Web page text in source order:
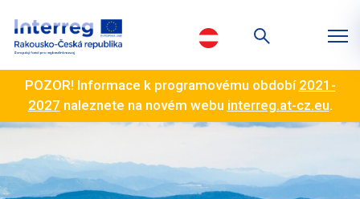
POZOR! Informace k programovému období 2021-
2027 naleznete na novém webu interreg.at-cz.eu.